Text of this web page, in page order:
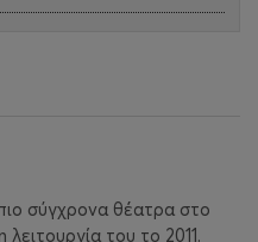
σύγχρονα θέατρα στο
του το 2011.